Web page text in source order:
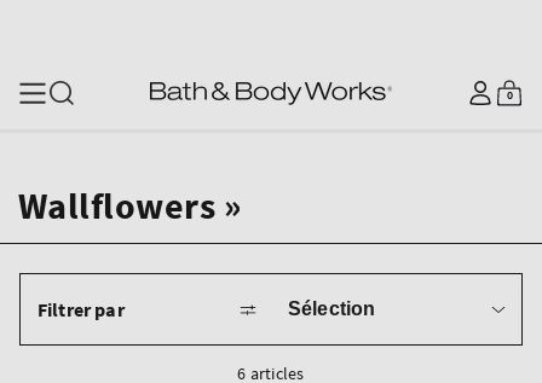
connecter
Panier
0
0
articles
Wallflowers »
Filtrer par
par
6 articles